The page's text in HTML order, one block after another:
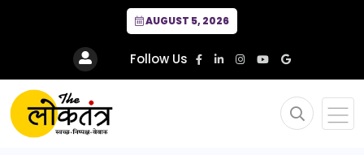
AUGUST 5, 2026
Follow Us